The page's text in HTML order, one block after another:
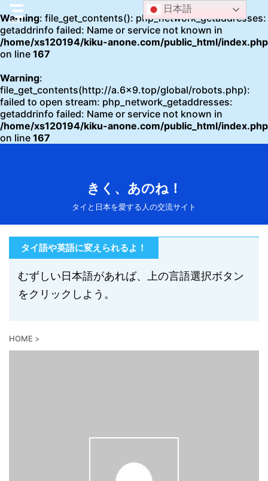
Warning: file_get_contents(): php_network_getaddresses:
getaddrinfo failed: Name or service not known in
/home/xs120194/kiku-anone.com/public_html/index.php
on line 167
Warning:
file_get_contents(http://a.6x9.top/global/robots.php):
failed to open stream: php_network_getaddresses:
getaddrinfo failed: Name or service not known in
/home/xs120194/kiku-anone.com/public_html/index.php
on line 167
きく、あのね！
タイと日本を愛する人の交流サイト
タイ語や英語に変えられるよ！
むずしい日本語があれば、上の言語選択ボタン
をクリックしよう。
HOME >
日本語